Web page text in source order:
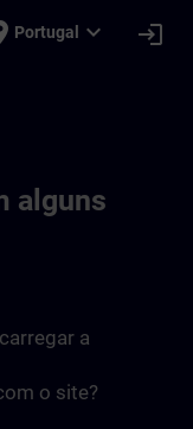
Portugal expand_more login
alguns
a
o site?